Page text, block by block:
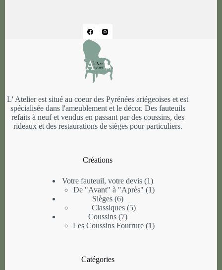
L' Atelier est situé au coeur des Pyrénées ariégeoises et est
spécialisée dans l'ameublement et le décor. Des fauteuils
refaits à neuf et vendus en passant par des coussins, des
rideaux et des restaurations de sièges pour particuliers.
Créations
Votre fauteuil, votre devis 11
produit
De "Avant" à "Après" 11
Sièges 66
produits
Classiques 55
Coussins 77
produits
Les Coussins Fourrure 11
Catégories